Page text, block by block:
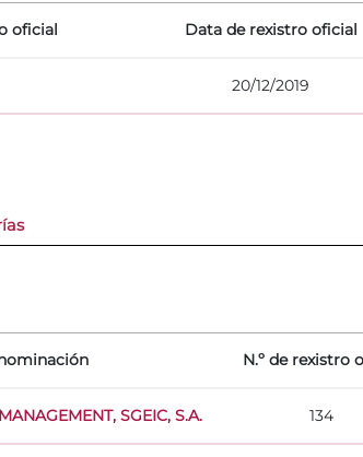
oficial Data de rexistro oficial
20/12/2019
N.º de rexistro
SGEIC, S.A. 134